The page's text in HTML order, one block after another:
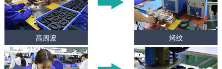
高周波 烤纹